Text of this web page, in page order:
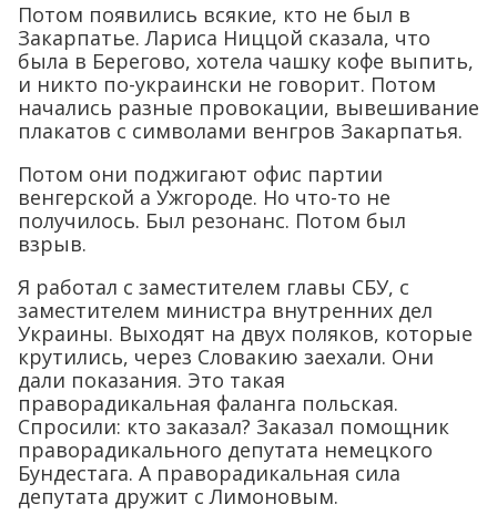
Потом появились всякие, кто не был в
Закарпатье. Лариса Ниццой сказала, что
была в Берегово, хотела чашку кофе выпить,
и никто по-украински не говорит. Потом
начались разные провокации, вывешивание
плакатов с символами венгров Закарпатья.
Потом они поджигают офис партии
венгерской а Ужгороде. Но что-то не
получилось. Был резонанс. Потом был
взрыв.
Я работал с заместителем главы СБУ, с
заместителем министра внутренних дел
Украины. Выходят на двух поляков, которые
крутились, через Словакию заехали. Они
дали показания. Это такая
праворадикальная фаланга польская.
Спросили: кто заказал? Заказал помощник
праворадикального депутата немецкого
Бундестага. А праворадикальная сила
депутата дружит с Лимоновым.